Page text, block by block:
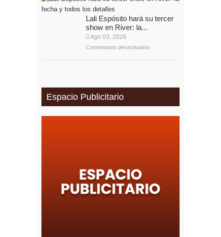
Lali Espósito hará su tercer
show en River: la...
Ago 03, 2026
Comentarios desactivados
Espacio Publicitario